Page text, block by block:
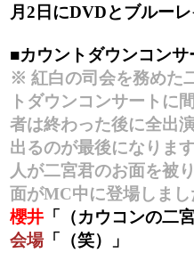
月2日にDVDとブルーレ
■カウントダウンコン
※ 紅白の司会を務めた
トダウンコンサートに
者は終わった後に全出
出るのが最後になりま
人が二宮君のお面を被
面がMC中に登場しまし
櫻井 「（カウコンの二
会場「（笑）」